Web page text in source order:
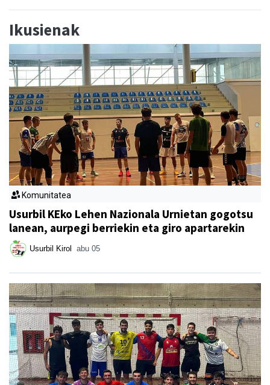
Ikusienak
Komunitatea
Usurbil KEko Lehen Nazionala Urnietan gogotsu
lanean, aurpegi berriekin eta giro apartarekin
Usurbil Kirol abu 05